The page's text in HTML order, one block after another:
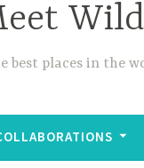
best places in the